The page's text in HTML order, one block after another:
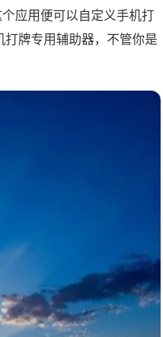
应用便可以自定义手机打
牌专用辅助器，不管你是